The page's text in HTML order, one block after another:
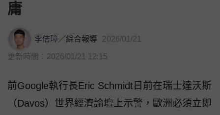
庸
李佶璋／綜合報導 2026/01/21
更新時間：2026/01/21 12:15
前Google執行長Eric Schmidt日前在瑞士達沃斯
（Davos）世界經濟論壇上示警，歐洲必須立即